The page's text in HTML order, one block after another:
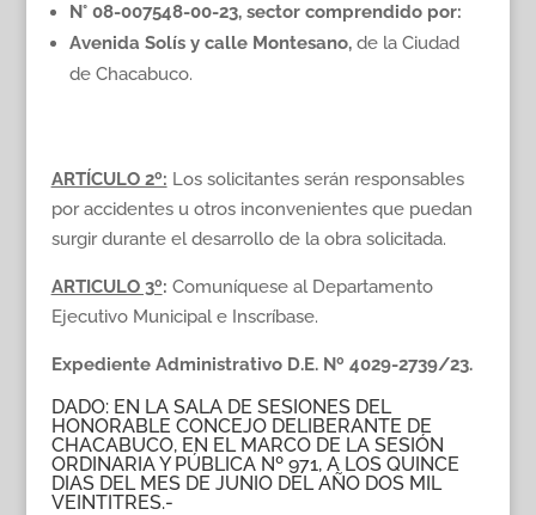
N° 08-007548-00-23, sector comprendido por:
Avenida Solís y calle Montesano, de la Ciudad
de Chacabuco.
ARTÍCULO 2º: Los solicitantes serán responsables
por accidentes u otros inconvenientes que puedan
surgir durante el desarrollo de la obra solicitada.
ARTICULO 3º: Comuníquese al Departamento
Ejecutivo Municipal e Inscríbase.
Expediente Administrativo D.E. Nº 4029-2739/23.
DADO: EN LA SALA DE SESIONES DEL
HONORABLE CONCEJO DELIBERANTE DE
CHACABUCO, EN EL MARCO DE LA SESIÓN
ORDINARIA Y PÚBLICA Nº 971, A LOS QUINCE
DIAS DEL MES DE JUNIO DEL AÑO DOS MIL
VEINTITRES.-